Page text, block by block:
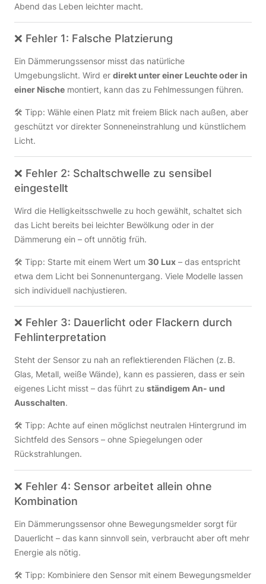
Abend das Leben leichter macht.
❌ Fehler 1: Falsche Platzierung
Ein Dämmerungssensor misst das natürliche
Umgebungslicht. Wird er direkt unter einer Leuchte oder in
einer Nische montiert, kann das zu Fehlmessungen führen.
🛠️ Tipp: Wähle einen Platz mit freiem Blick nach außen, aber
geschützt vor direkter Sonneneinstrahlung und künstlichem
Licht.
❌ Fehler 2: Schaltschwelle zu sensibel
eingestellt
Wird die Helligkeitsschwelle zu hoch gewählt, schaltet sich
das Licht bereits bei leichter Bewölkung oder in der
Dämmerung ein – oft unnötig früh.
🛠️ Tipp: Starte mit einem Wert um 30 Lux – das entspricht
etwa dem Licht bei Sonnenuntergang. Viele Modelle lassen
sich individuell nachjustieren.
❌ Fehler 3: Dauerlicht oder Flackern durch
Fehlinterpretation
Steht der Sensor zu nah an reflektierenden Flächen (z. B.
Glas, Metall, weiße Wände), kann es passieren, dass er sein
eigenes Licht misst – das führt zu ständigem An- und
Ausschalten.
🛠️ Tipp: Achte auf einen möglichst neutralen Hintergrund im
Sichtfeld des Sensors – ohne Spiegelungen oder
Rückstrahlungen.
❌ Fehler 4: Sensor arbeitet allein ohne
Kombination
Ein Dämmerungssensor ohne Bewegungsmelder sorgt für
Dauerlicht – das kann sinnvoll sein, verbraucht aber oft mehr
Energie als nötig.
🛠️ Tipp: Kombiniere den Sensor mit einem Bewegungsmelder